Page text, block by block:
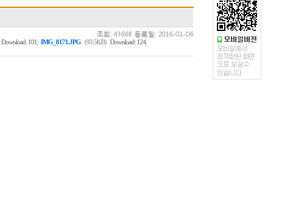
조회:43668 등록일:2016-01-06
Download: 101, IMG_8171.JPG (93.5KB) Download: 124,